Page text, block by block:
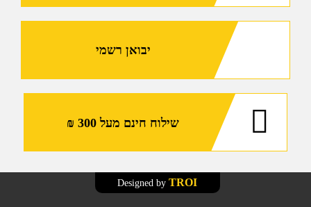
חופשיות
יבואן רשמי
שילוח חינם מעל 300 ₪
TROI